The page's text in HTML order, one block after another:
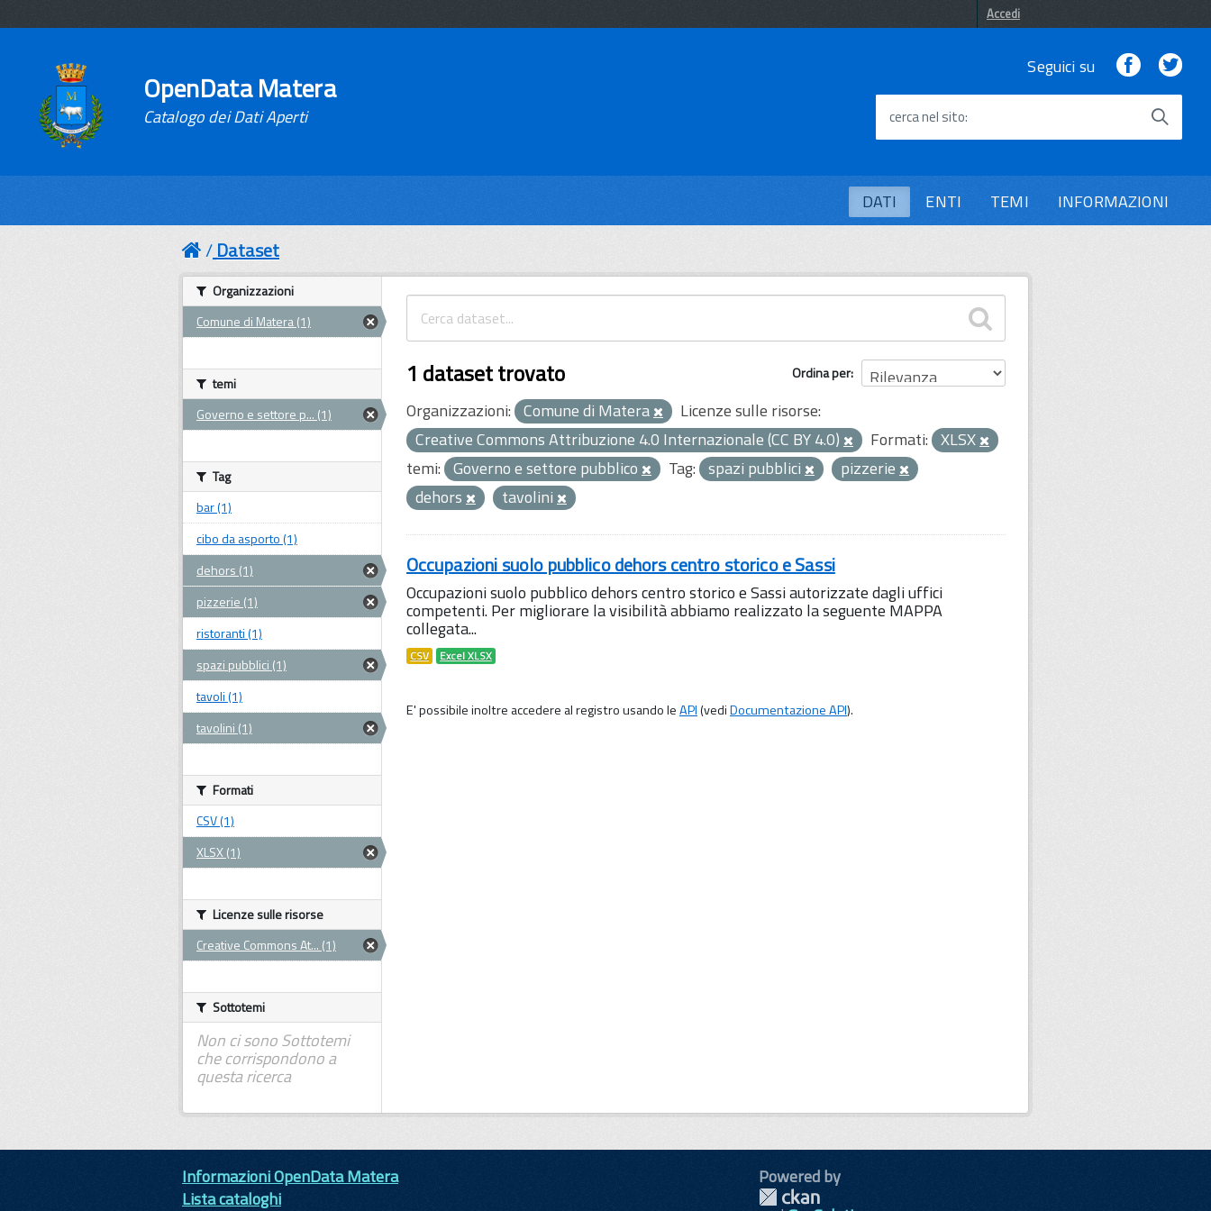
Accedi
OpenData Matera
Catalogo dei Dati Aperti
Seguici su Facebook
cerca nel sito
DATI ENTI TEMI INFORMAZIONI
Dataset
Ordina per
1 dataset trovato
Organizzazioni: Comune di Matera
Licenze sulle risorse:
Creative Commons Attribuzione 4.0 Internazionale (CC BY 4.0)
Formati: XLSX
temi: Governo e settore pubblico Tag: spazi pubblici
pizzerie
dehors
tavolini
Occupazioni suolo pubblico dehors centro storico e Sassi
Occupazioni suolo pubblico dehors centro storico e Sassi autorizzate dagli uffici
competenti. Per migliorare la visibilità abbiamo realizzato la seguente MAPPA
collegata...
CSV Excel XLSX
E' possibile inoltre accedere al registro usando leAPI(vediDocumentazione API).
Organizzazioni
Comune di Matera (1)
temi
Governo e settore p... (1)
Tag
bar (1)
cibo da asporto (1)
dehors (1)
pizzerie (1)
ristoranti (1)
spazi pubblici (1)
tavoli (1)
tavolini (1)
Formati
CSV (1)
XLSX (1)
Licenze sulle risorse
Creative Commons At... (1)
Sottotemi
Non ci sono Sottotemi
che corrispondono a
questa ricerca
Informazioni OpenData Matera
Lista cataloghi
Powered by